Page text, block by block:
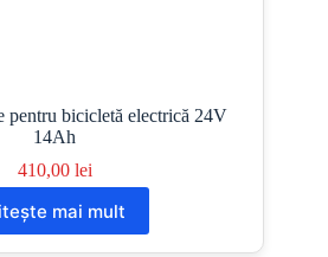
pentru bicicletă electrică 24V
14Ah
410,00 lei
mai mult